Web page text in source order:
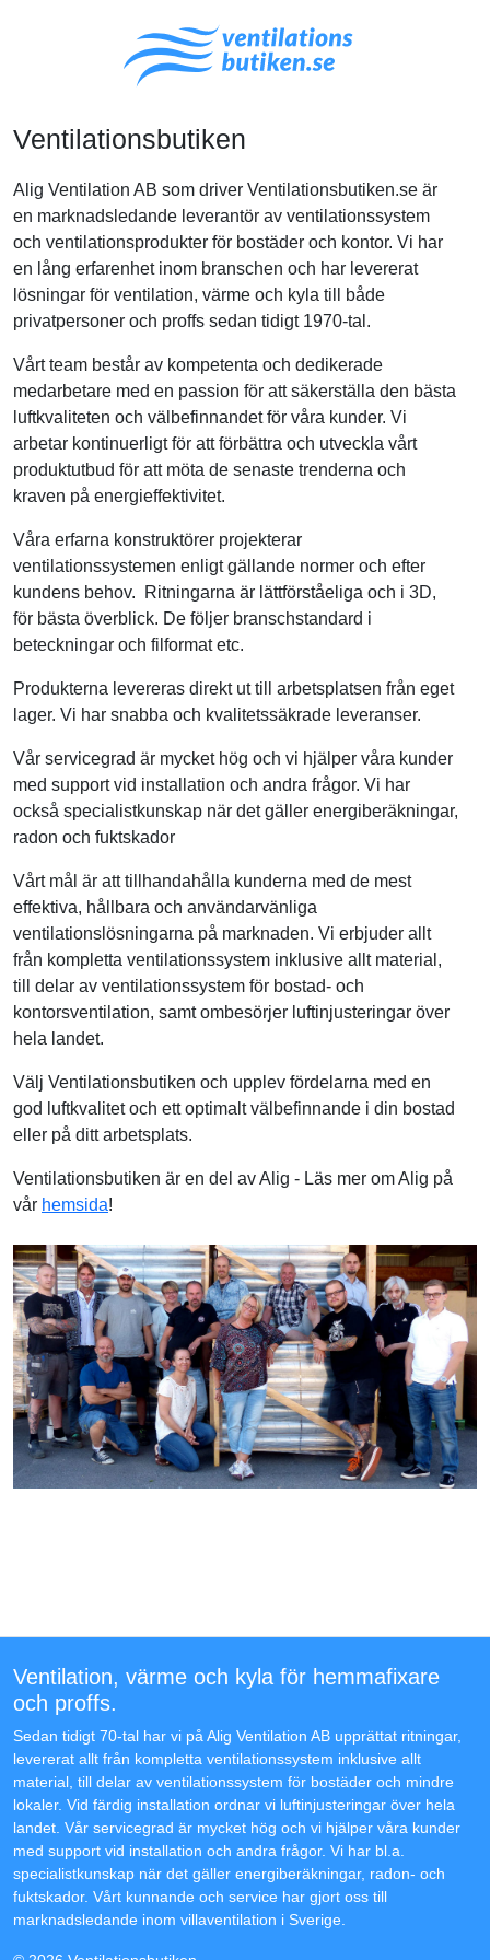
Ventilationsbutiken
Alig Ventilation AB som driver Ventilationsbutiken.se är
en marknadsledande leverantör av ventilationssystem
och ventilationsprodukter för bostäder och kontor. Vi har
en lång erfarenhet inom branschen och har levererat
lösningar för ventilation, värme och kyla till både
privatpersoner och proffs sedan tidigt 1970-tal.
Vårt team består av kompetenta och dedikerade
medarbetare med en passion för att säkerställa den bästa
luftkvaliteten och välbefinnandet för våra kunder. Vi
arbetar kontinuerligt för att förbättra och utveckla vårt
produktutbud för att möta de senaste trenderna och
kraven på energieffektivitet.
Våra erfarna konstruktörer projekterar
ventilationssystemen enligt gällande normer och efter
kundens behov. Ritningarna är lättförståeliga och i 3D,
för bästa överblick. De följer branschstandard i
beteckningar och filformat etc.
Produkterna levereras direkt ut till arbetsplatsen från eget
lager. Vi har snabba och kvalitetssäkrade leveranser.
Vår servicegrad är mycket hög och vi hjälper våra kunder
med support vid installation och andra frågor. Vi har
också specialistkunskap när det gäller energiberäkningar,
radon och fuktskador
Vårt mål är att tillhandahålla kunderna med de mest
effektiva, hållbara och användarvänliga
ventilationslösningarna på marknaden. Vi erbjuder allt
från kompletta ventilationssystem inklusive allt material,
till delar av ventilationssystem för bostad- och
kontorsventilation, samt ombesörjer luftinjusteringar över
hela landet.
Välj Ventilationsbutiken och upplev fördelarna med en
god luftkvalitet och ett optimalt välbefinnande i din bostad
eller på ditt arbetsplats.
Ventilationsbutiken är en del av Alig - Läs mer om Alig på
vår hemsida!
Ventilation, värme och kyla för hemmafixare
och proffs.
Sedan tidigt 70-tal har vi på Alig Ventilation AB upprättat ritningar,
levererat allt från kompletta ventilationssystem inklusive allt
material, till delar av ventilationssystem för bostäder och mindre
lokaler. Vid färdig installation ordnar vi luftinjusteringar över hela
landet. Vår servicegrad är mycket hög och vi hjälper våra kunder
med support vid installation och andra frågor. Vi har bl.a.
specialistkunskap när det gäller energiberäkningar, radon- och
fuktskador. Vårt kunnande och service har gjort oss till
marknadsledande inom villaventilation i Sverige.